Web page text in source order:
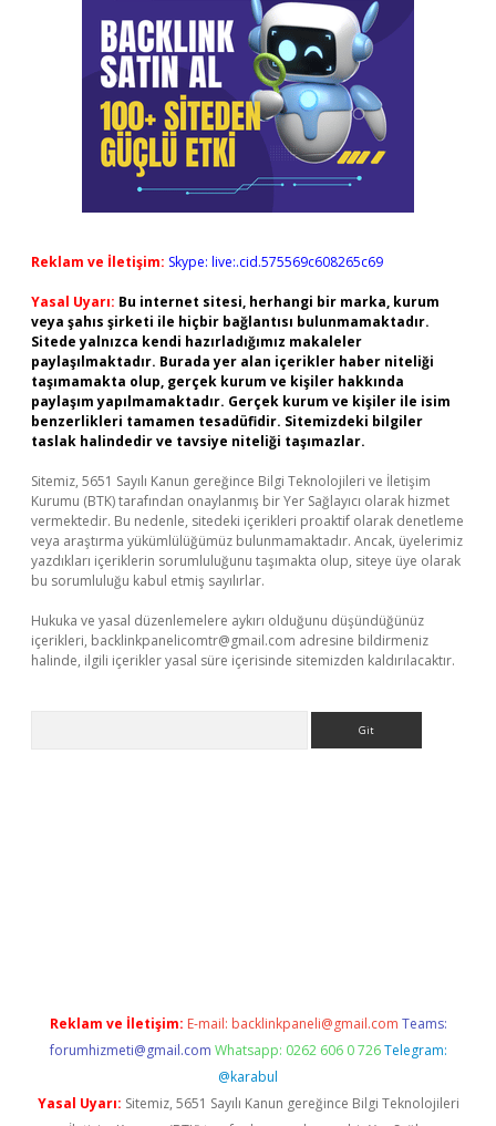
Reklam ve İletişim: Skype: live:.cid.575569c608265c69
Yasal Uyarı: Bu internet sitesi, herhangi bir marka, kurum
veya şahıs şirketi ile hiçbir bağlantısı bulunmamaktadır.
Sitede yalnızca kendi hazırladığımız makaleler
paylaşılmaktadır. Burada yer alan içerikler haber niteliği
taşımamakta olup, gerçek kurum ve kişiler hakkında
paylaşım yapılmamaktadır. Gerçek kurum ve kişiler ile isim
benzerlikleri tamamen tesadüfidir. Sitemizdeki bilgiler
taslak halindedir ve tavsiye niteliği taşımazlar.
Sitemiz, 5651 Sayılı Kanun gereğince Bilgi Teknolojileri ve İletişim
Kurumu (BTK) tarafından onaylanmış bir Yer Sağlayıcı olarak hizmet
vermektedir. Bu nedenle, sitedeki içerikleri proaktif olarak denetleme
veya araştırma yükümlülüğümüz bulunmamaktadır. Ancak, üyelerimiz
yazdıkları içeriklerin sorumluluğunu taşımakta olup, siteye üye olarak
bu sorumluluğu kabul etmiş sayılırlar.
Hukuka ve yasal düzenlemelere aykırı olduğunu düşündüğünüz
içerikleri, backlinkpanelicomtr@gmail.com adresine bildirmeniz
halinde, ilgili içerikler yasal süre içerisinde sitemizden kaldırılacaktır.
Reklam ve İletişim: E-mail: backlinkpaneli@gmail.com Teams:
forumhizmeti@gmail.com Whatsapp: 0262 606 0 726 Telegram:
@karabul
Yasal Uyarı: Sitemiz, 5651 Sayılı Kanun gereğince Bilgi Teknolojileri